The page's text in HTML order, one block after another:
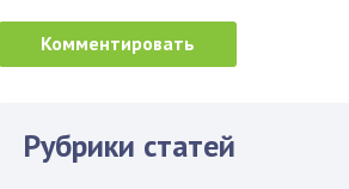
Рубрики статей